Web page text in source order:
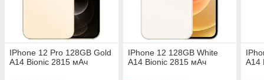
IPhone 12 Pro 128GB Gold
A14 Bionic 2815 мАч
IPhone 12 128GB White
A14 Bionic 2815 мАч
A14